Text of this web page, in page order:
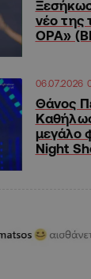
νέο της
OPA»
06.07.2026
Θάνος
μεγάλο
Night